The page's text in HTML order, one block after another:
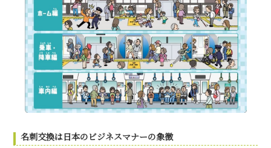
名刺交換は日本のビジネスマナーの象徴